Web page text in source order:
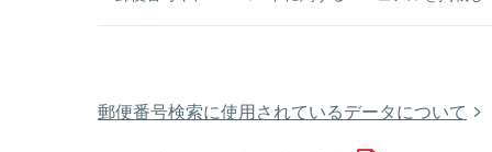
郵便番号検索に使用されているデータについて